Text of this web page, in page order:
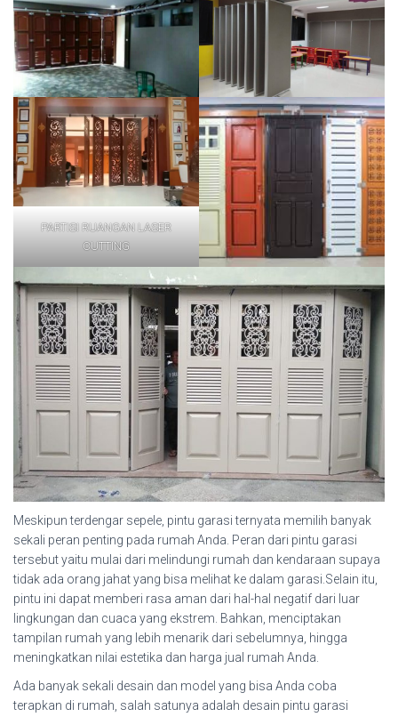
PARTISI RUANGAN LASER
CUTTING
Meskipun terdengar sepele, pintu garasi ternyata memilih banyak
sekali peran penting pada rumah Anda. Peran dari pintu garasi
tersebut yaitu mulai dari melindungi rumah dan kendaraan supaya
tidak ada orang jahat yang bisa melihat ke dalam garasi.Selain itu,
pintu ini dapat memberi rasa aman dari hal-hal negatif dari luar
lingkungan dan cuaca yang ekstrem. Bahkan, menciptakan
tampilan rumah yang lebih menarik dari sebelumnya, hingga
meningkatkan nilai estetika dan harga jual rumah Anda.
Ada banyak sekali desain dan model yang bisa Anda coba
terapkan di rumah, salah satunya adalah desain pintu garasi